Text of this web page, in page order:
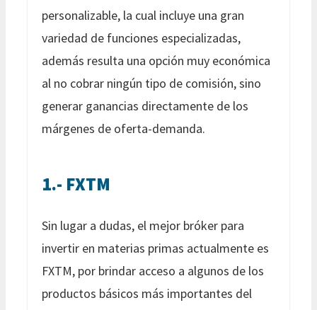
personalizable, la cual incluye una gran
variedad de funciones especializadas,
además resulta una opción muy económica
al no cobrar ningún tipo de comisión, sino
generar ganancias directamente de los
márgenes de oferta-demanda.
1.- FXTM
Sin lugar a dudas, el mejor bróker para
invertir en materias primas actualmente es
FXTM, por brindar acceso a algunos de los
productos básicos más importantes del